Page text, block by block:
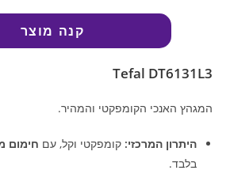
קנה מוצר
Tefal DT6131L3
המגהץ האנכי הקומפקטי והמהיר.
היתרון המרכזי: קומפקטי וקל, עם חימום
בלבד.